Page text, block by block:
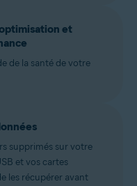
et
de la santé de votre
supprimés sur votre
et vos cartes
les récupérer avant